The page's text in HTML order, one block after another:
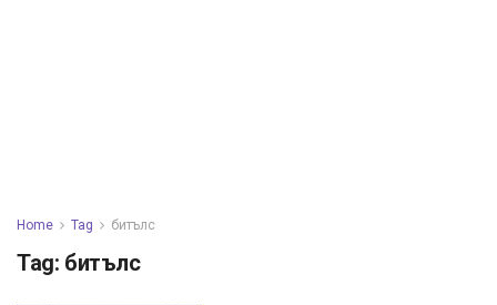
Home Tag битълс
Tag: битълс